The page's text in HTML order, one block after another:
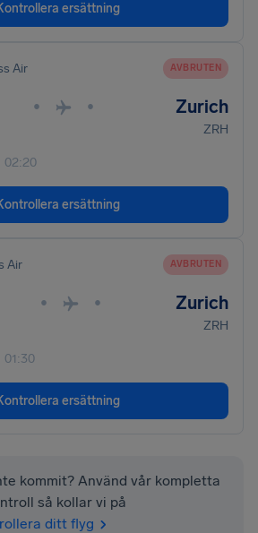
ersättning
Air AVBRUTEN
• • Zurich
ZRH
02:20
ersättning
Air AVBRUTEN
• • Zurich
ZRH
01:30
ersättning
kommit? Använd vår kompletta
så kollar vi på
ditt flyg